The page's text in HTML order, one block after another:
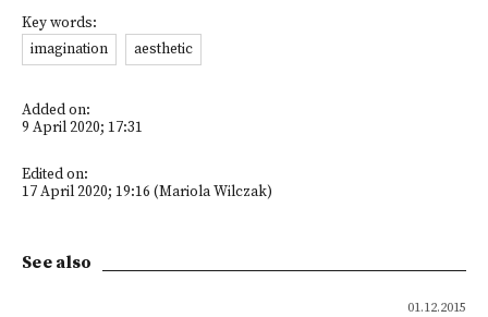
Key words:
imagination
aesthetic
Added on:
9 April 2020; 17:31
Edited on:
17 April 2020; 19:16 (Mariola Wilczak)
See also
01.12.2015